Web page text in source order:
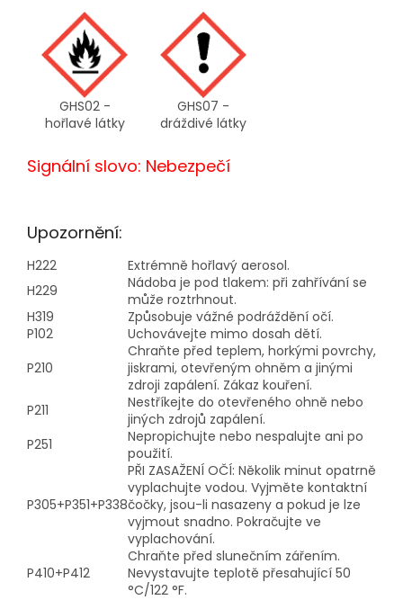
GHS02 -
hořlavé látky
GHS07 -
dráždivé látky
Signální slovo: Nebezpečí
Upozornění:
H222
Extrémně hořlavý aerosol.
H229
Nádoba je pod tlakem: při zahřívání se
může roztrhnout.
H319
Způsobuje vážné podráždění očí.
P102
Uchovávejte mimo dosah dětí.
P210
Chraňte před teplem, horkými povrchy,
jiskrami, otevřeným ohněm a jinými
zdroji zapálení. Zákaz kouření.
P211
Nestříkejte do otevřeného ohně nebo
jiných zdrojů zapálení.
P251
Nepropichujte nebo nespalujte ani po
použití.
P305+P351+P338
PŘI ZASAŽENÍ OČÍ: Několik minut opatrně
vyplachujte vodou. Vyjměte kontaktní
čočky, jsou-li nasazeny a pokud je lze
vyjmout snadno. Pokračujte ve
vyplachování.
P410+P412
Chraňte před slunečním zářením.
Nevystavujte teplotě přesahující 50
°C/122 °F.